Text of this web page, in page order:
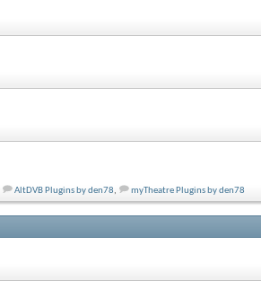
AltDVB Plugins by den78, myTheatre Plugins by den78